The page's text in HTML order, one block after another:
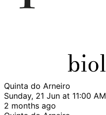
Quinta do Arneiro
Sunday, 21 Jun at 11:00 AM
2 months ago